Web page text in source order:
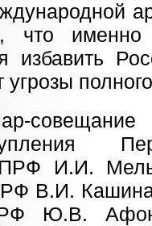
что
избавить
угрозы
совещание
И.И.
В.И.
Ю.В.